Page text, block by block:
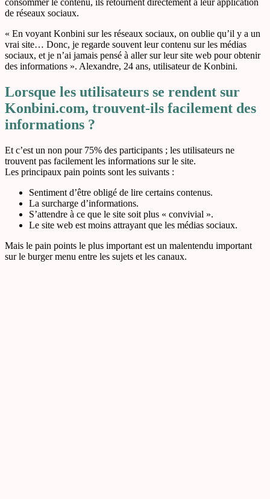
consommer le contenu, ils retournent directement à leur application
de réseaux sociaux.
« En voyant Konbini sur les réseaux sociaux, on oublie qu’il y a un
vrai site… Donc, je regarde souvent leur contenu sur les médias
sociaux, et je n’ai jamais pensé à aller sur leur site web pour obtenir
des informations ». Alexandre, 24 ans, utilisateur de Konbini.
Lorsque les utilisateurs se rendent sur
Konbini.com, trouvent-ils facilement des
informations ?
Et c’est un non pour 75% des participants ; les utilisateurs ne
trouvent pas facilement les informations sur le site.
Les principaux pain points sont les suivants :
Sentiment d’être obligé de lire certains contenus.
La surcharge d’informations.
S’attendre à ce que le site soit plus « convivial ».
Le site web est moins attrayant que les médias sociaux.
Mais le pain points le plus important est un malentendu important
sur le burger menu entre les sujets et les canaux.